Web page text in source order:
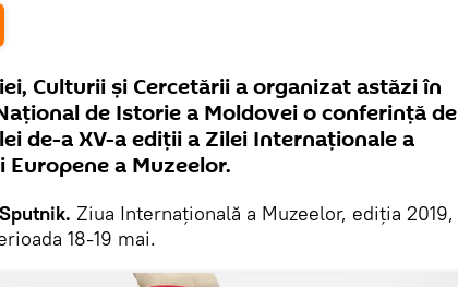
Culturii și Cercetării a organizat astăzi în
de Istorie a Moldovei o conferință de
de-a XV-a ediții a Zilei Internaționale a
a Muzeelor.
Ziua Internațională a Muzeelor, ediția 2019,
18-19 mai.